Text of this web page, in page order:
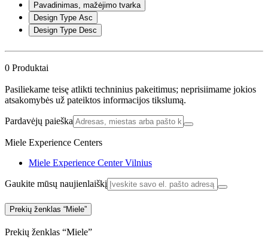
Pavadinimas, mažėjimo tvarka
Design Type Asc
Design Type Desc
0 Produktai
Pasiliekame teisę atlikti techninius pakeitimus; neprisiimame jokios
atsakomybės už pateiktos informacijos tikslumą.
Pardavėjų paieška
Miele Experience Centers
Miele Experience Center Vilnius
Gaukite mūsų naujienlaiškį
Prekių ženklas “Miele”
Prekių ženklas “Miele”